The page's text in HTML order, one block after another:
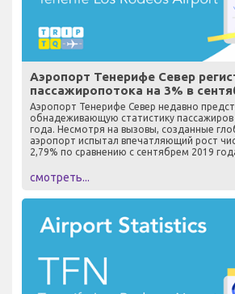
Аэропорт Тенерифе Север
пассажиропотока на 3% в
Аэропорт Тенерифе Север недавно
обнадеживающую статистику пассажиров
года. Несмотря на вызовы, созданные
аэропорт испытал впечатляющий рост
2,79% по сравнению с сентябрем 2019
смотреть...